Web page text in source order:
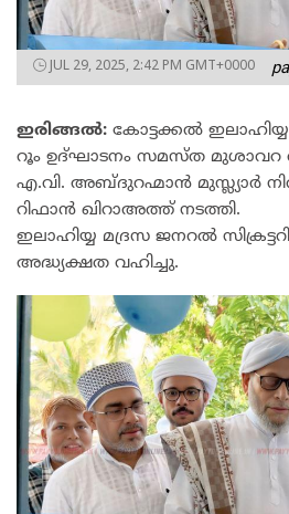
JUL 29, 2025, 2:42 PM GMT+0000
ഇരിങ്ങൽ: കോട്ടക്കൽ ഇലാഹിയ്യ
റൂം ഉദ്ഘാടനം സമസ്ത മുശാവറ
എ.വി. അബ്ദുറഹ്മാൻ മുസ്ല്യാർ
റിഫാൻ ഖിറാഅത്ത് നടത്തി.
ഇലാഹിയ്യ മദ്രസ ജനറൽ
അദ്ധ്യക്ഷത വഹിച്ചു.